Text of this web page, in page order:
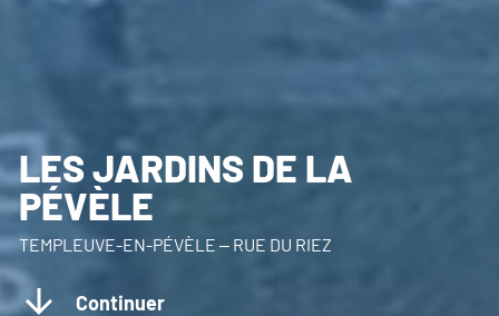
LES JARDINS DE LA
PÉVÈLE
TEMPLEUVE-EN-PÉVÈLE – RUE DU RIEZ
Continuer